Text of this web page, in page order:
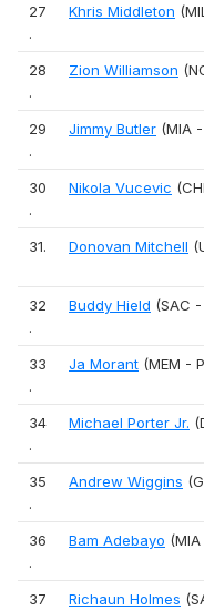
27
.
Khris Middleton
28
.
Zion Williamson
29
.
Jimmy Butler (MIA -
30
.
Nikola Vucevic
31. Donovan Mitchell
32
.
Buddy Hield (SAC -
33
.
Ja Morant (MEM -
34
.
Michael Porter Jr.
35
.
Andrew Wiggins
36
.
Bam Adebayo (MIA
37
Richaun Holmes